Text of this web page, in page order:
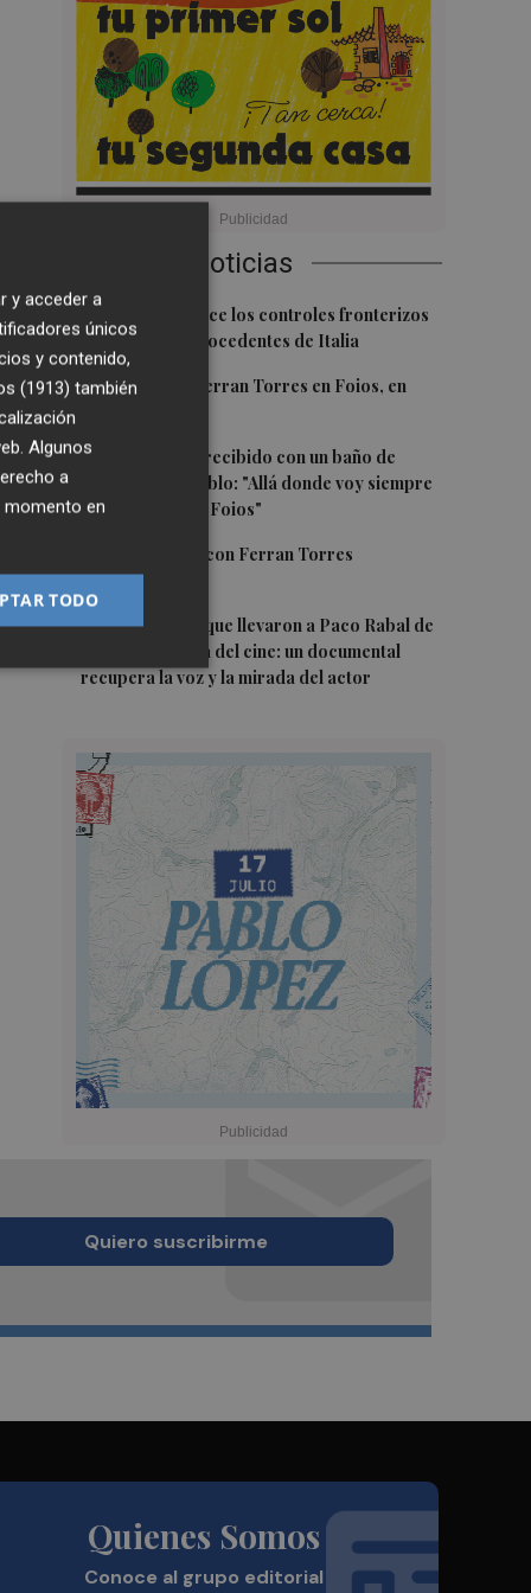
Últimas Noticias
1 España restablece los controles fronterizos
a los viajeros procedentes de Italia
2El homenaje a Ferran Torres en Foios, en
3Ferran Torres, recibido con un baño de
masas en su pueblo: "Allá donde voy siempre
digo que soy de Foios"
Foios se vuelca con Ferran Torres
5Las '200 vidas' que llevaron a Paco Rabal de
Águilas a la cima del cine: un documental
recupera la voz y la mirada del actor
Quiero suscribirme
Quienes Somos
Conoce al grupo editorial
y acceder a
únicos
y contenido,
(1913) también
Algunos
a
momento en
TODO